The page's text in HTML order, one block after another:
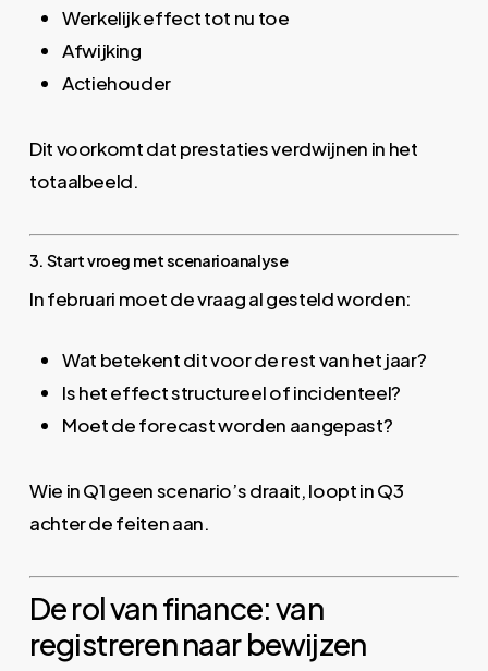
Werkelijk effect tot nu toe
Afwijking
Actiehouder
Dit voorkomt dat prestaties verdwijnen in het
totaalbeeld.
3. Start vroeg met scenarioanalyse
In februari moet de vraag al gesteld worden:
Wat betekent dit voor de rest van het jaar?
Is het effect structureel of incidenteel?
Moet de forecast worden aangepast?
Wie in Q1 geen scenario’s draait, loopt in Q3
achter de feiten aan.
De rol van finance: van
registreren naar bewijzen